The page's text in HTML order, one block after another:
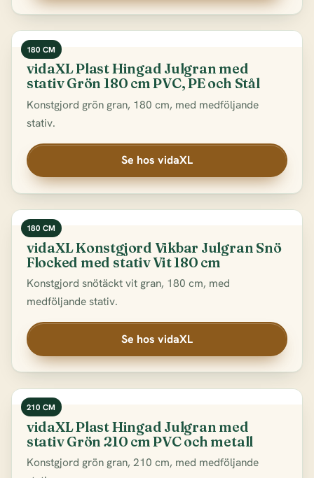
180 CM
vidaXL Plast Hingad Julgran med
stativ Grön 180 cm PVC, PE och Stål
Konstgjord grön gran, 180 cm, med medföljande
stativ.
Se hos vidaXL
180 CM
vidaXL Konstgjord Vikbar Julgran Snö
Flocked med stativ Vit 180 cm
Konstgjord snötäckt vit gran, 180 cm, med
medföljande stativ.
Se hos vidaXL
210 CM
vidaXL Plast Hingad Julgran med
stativ Grön 210 cm PVC och metall
Konstgjord grön gran, 210 cm, med medföljande